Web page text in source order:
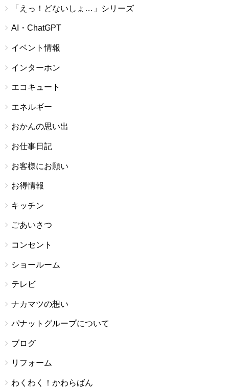
「えっ！どないしょ…」シリーズ
AI・ChatGPT
イベント情報
インターホン
エコキュート
エネルギー
おかんの思い出
お仕事日記
お客様にお願い
お得情報
キッチン
ごあいさつ
コンセント
ショールーム
テレビ
ナカマツの想い
パナットグループについて
ブログ
リフォーム
わくわく！かわらばん